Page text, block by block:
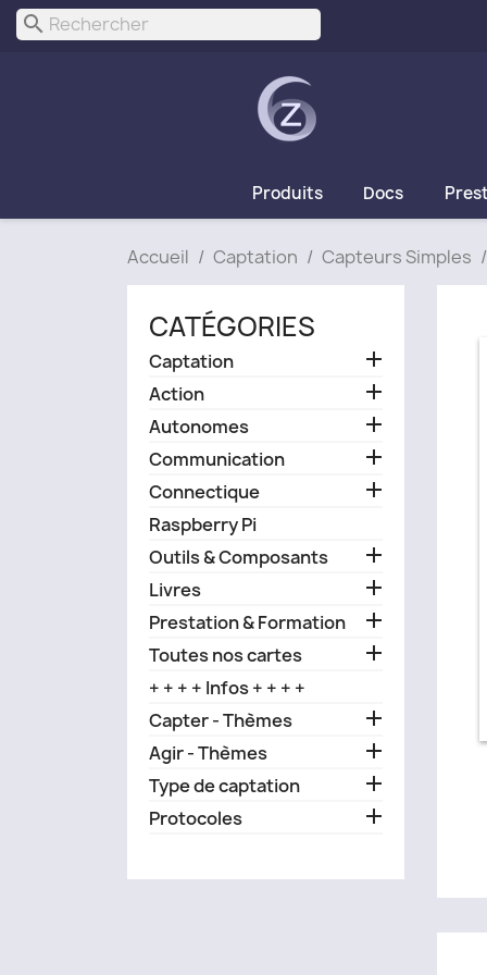
search
Produits Docs
Accueil Captation Capteurs Simples
CATÉGORIES
Captation 
Action 
Autonomes 
Communication 
Connectique 
Raspberry Pi
Outils & Composants

Livres 
Prestation & Formation 
Toutes nos cartes 
+ + + + Infos + + + +
Capter - Thèmes

Agir - Thèmes 
Type de captation 
Protocoles 